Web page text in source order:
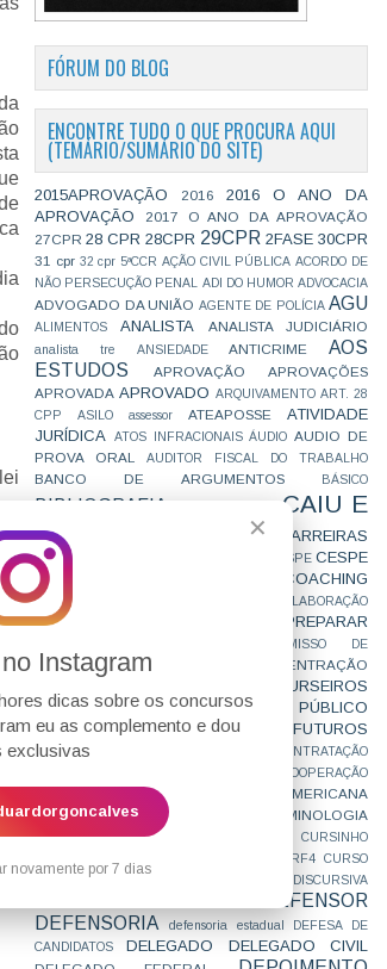
✕
Instagram
dicas sobre os concursos
eu as complemento e dou
exclusivas
novamente por 7 dias
FÓRUM DO BLOG
ENCONTRE TUDO O QUE PROCURA AQUI
(TEMÁRIO/SUMÁRIO DO SITE)
2015APROVAÇÃO 2016
2016 O ANO DA
APROVAÇÃO
2017 O ANO DA APROVAÇÃO
27CPR 28 CPR 28CPR 29CPR 2FASE 30CPR
31 cpr 32 cpr 5ªCCR AÇÃO CIVIL PÚBLICA ACORDO DE
NÃO PERSECUÇÃO PENAL
ADI DO HUMOR ADVOCACIA
ADVOGADO DA UNIÃO AGENTE DE POLÍCIA AGU
ALIMENTOS ANALISTA ANALISTA JUDICIÁRIO
analista tre ANSIEDADE ANTICRIME
AOS
ESTUDOS
APROVAÇÃO
APROVAÇÕES
APROVADA APROVADO ARQUIVAMENTO ART. 28
CPP
ASILO assessor ATEAPOSSE
ATIVIDADE
JURÍDICA
ATOS INFRACIONAIS ÁUDIO AUDIO DE
PROVA ORAL
AUDITOR FISCAL DO TRABALHO
BANCO DE ARGUMENTOS BÁSICO
BIBLIOGRAFIA
CAIU E
VAI CAIR
CARREIRAS
CARREIRAS
JURÍDICAS
CEBRASPE CESPE
CF COACHING
CÓDIGO DE TRÂNSITO BRASILEIRO
COLABORAÇÃO
COMBATE À CORRUPÇÃO
COMO SE PREPARAR
COMPROMISSO DE
AJUSTAMENTO DE CONDUTA
CONCENTRAÇÃO
CONCURSEIROS
CONCURSO
CONCURSO PÚBLICO
CONCURSOS
CONCURSOS FUTUROS
CONCURSOS NÍVEL HARD
CONTRATAÇÃO
COOPERAÇÃO
CORTE INTERAMERICANA
CPC2015
CPI
CRIMINOLOGIA
CRONOGRAMA
CTB CURSINHO
CURSO ESTUDO DE CASO - TRF4
CURSO
PARA A SUBJETIVA
CURSO PROVA DISCURSIVA
DEFENSOR
DEFENSORIA
defensoria estadual
DEFESA DE
CANDIDATOS
DELEGADO DELEGADO CIVIL